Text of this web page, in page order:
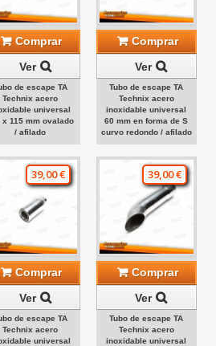
Comprar
Ver
de escape TA
Technix acero
universal
x 115 mm ovalado
/ afilado
Comprar
Ver
Tubo de escape TA
Technix acero
inoxidable universal
60 mm en forma de S
curvo redondo / afilado
39,00 €
Comprar
Ver
de escape TA
Technix acero
universal
39,00 €
Comprar
Ver
Tubo de escape TA
Technix acero
inoxidable universal